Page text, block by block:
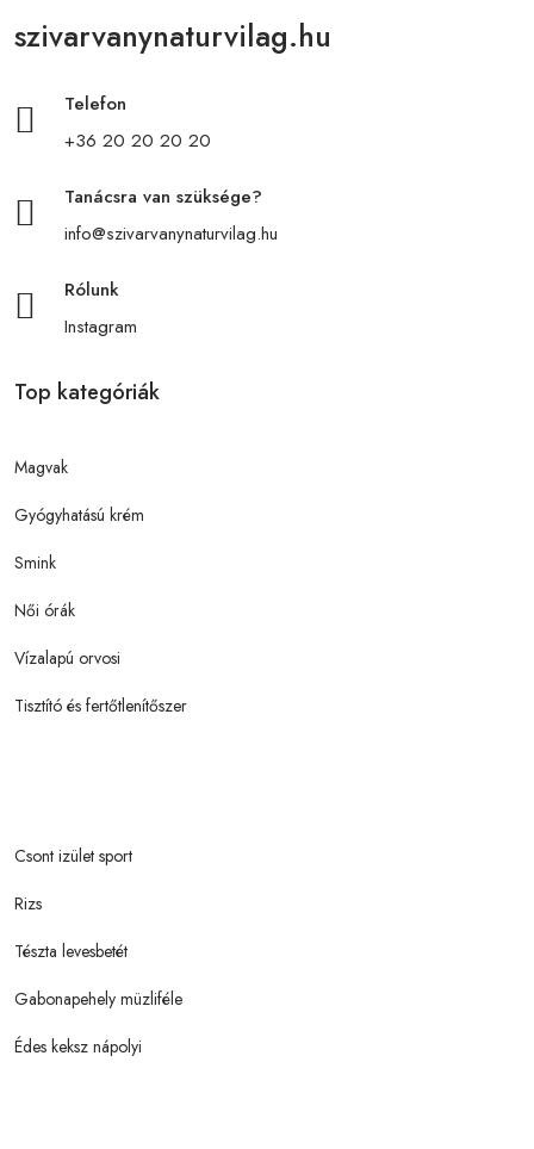
szivarvanynaturvilag.hu
Telefon
+36 20 20 20 20
Tanácsra van szüksége?
info@szivarvanynaturvilag.hu
Rólunk
Instagram
Top kategóriák
Magvak
Gyógyhatású krém
Smink
Női órák
Vízalapú orvosi
Tisztító és fertőtlenítőszer
Csont izület sport
Rizs
Tészta levesbetét
Gabonapehely müzliféle
Édes keksz nápolyi